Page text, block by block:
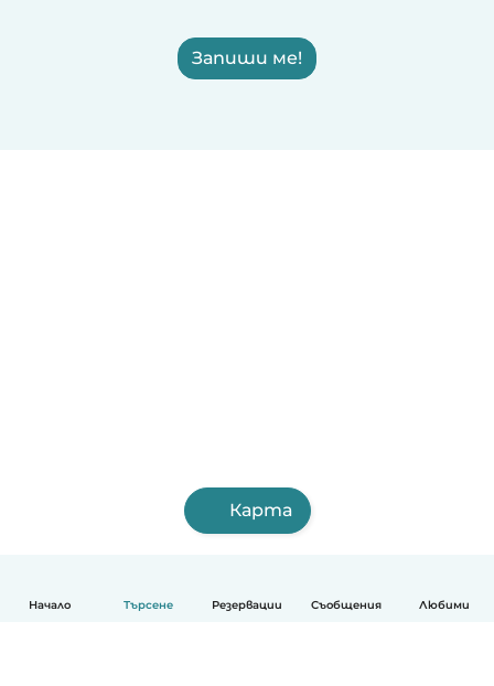
Начало Търсене Резервации Съобщения Любими
Запиши ме!
Карта